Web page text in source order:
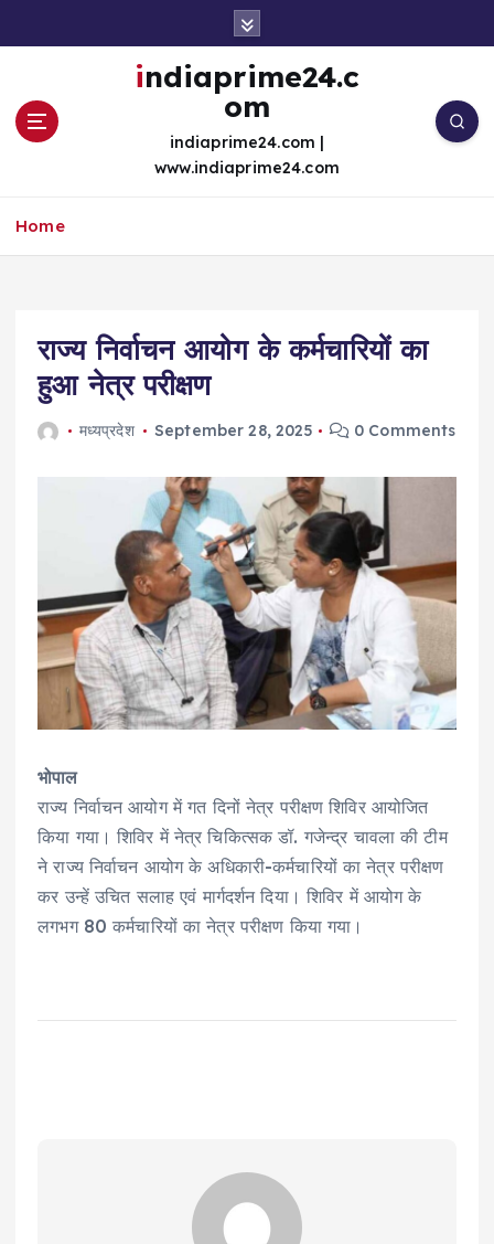
indiaprime24.c
om
indiaprime24.com |
www.indiaprime24.com
Home
राज्य निर्वाचन आयोग के कर्मचारियों का
हुआ नेत्र परीक्षण
मध्यप्रदेश September 28, 2025 0 Comments
भोपाल
राज्य निर्वाचन आयोग में गत दिनों नेत्र परीक्षण शिविर आयोजित
किया गया। शिविर में नेत्र चिकित्सक डॉ. गजेन्द्र चावला की टीम
ने राज्य निर्वाचन आयोग के अधिकारी-कर्मचारियों का नेत्र परीक्षण
कर उन्हें उचित सलाह एवं मार्गदर्शन दिया। शिविर में आयोग के
लगभग 80 कर्मचारियों का नेत्र परीक्षण किया गया।